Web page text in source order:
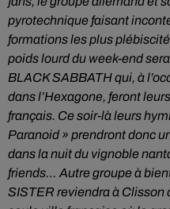
pyrotechnique faisant
formations les plus
poids lourd du week-end
BLACK SABBATH qui, à
dans l’Hexagone, feront
français. Ce soir-là leurs
Paranoid » prendront donc
dans la nuit du vignoble
friends… Autre groupe à
SISTER reviendra à Clisson